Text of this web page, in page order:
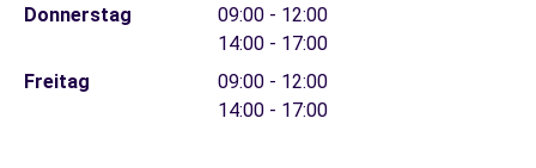
Donnerstag
09:00 - 12:00
14:00 - 17:00
Freitag
09:00 - 12:00
14:00 - 17:00